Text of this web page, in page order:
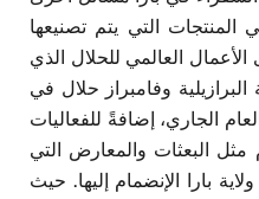
التي يتم تصنيعها
الأعمال العالمي للحلال الذي
البرازيلية وفامبراز حلال في
الجاري، إضافةً للفعاليات
مثل البعثات والمعارض التي
بارا الإنضمام إليها. حيث